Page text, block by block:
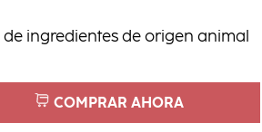
de ingredientes de origen animal
COMPRAR AHORA